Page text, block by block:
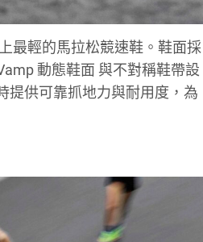
最輕的馬拉松競速鞋。鞋面採
動態鞋面 與不對稱鞋帶設
提供可靠抓地力與耐用度，為